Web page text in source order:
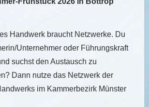
Handwerk braucht Netzwerke. Du
Unternehmer oder Führungskraft
suchst den Austausch zu
Dann nutze das Netzwerk der
im Kammerbezirk Münster